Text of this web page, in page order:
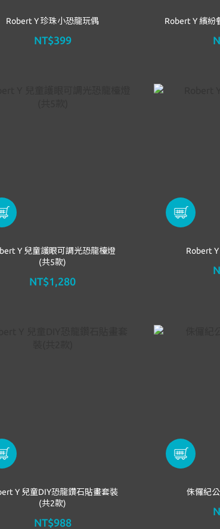
Robert Y 珍珠小恐龍玩偶
NT$399
Robert Y 繽紛
Y 兒童護眼可調光恐龍檯燈
(共5款)
NT$1,280
Robert
Y 兒童DIY恐龍鑽石貼畫套裝
(共2款)
NT$988
侏儸紀